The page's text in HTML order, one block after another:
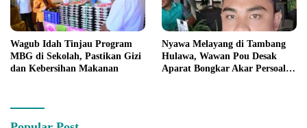
Wagub Idah Tinjau Program
MBG di Sekolah, Pastikan Gizi
dan Kebersihan Makanan
Nyawa Melayang di Tambang
Hulawa, Wawan Pou Desak
Aparat Bongkar Akar Persoalan